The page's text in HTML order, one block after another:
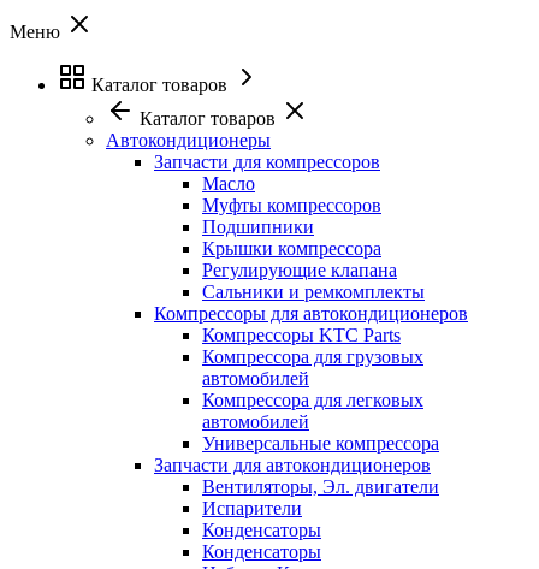
Меню
Каталог товаров
Каталог товаров
Автокондиционеры
Запчасти для компрессоров
Масло
Муфты компрессоров
Подшипники
Крышки компрессора
Регулирующие клапана
Сальники и ремкомплекты
Компрессоры для автокондиционеров
Компрессоры KTC Parts
Компрессора для грузовых
автомобилей
Компрессора для легковых
автомобилей
Универсальные компрессора
Запчасти для автокондиционеров
Вентиляторы, Эл. двигатели
Испарители
Конденсаторы
Конденсаторы